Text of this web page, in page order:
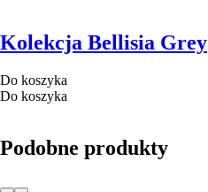
Kolekcja Bellisia Grey
Do koszyka
Do koszyka
Podobne produkty